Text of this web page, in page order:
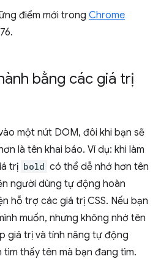
điểm mới trong Chrome
bằng các giá trị
một nút DOM, đôi khi bạn sẽ
là tên khai báo. Ví dụ: khi làm
trị bold có thể dễ nhớ hơn tên
người dùng tự động hoàn
hỗ trợ các giá trị CSS. Nếu bạn
muốn, nhưng không nhớ tên
giá trị và tính năng tự động
thấy tên mà bạn đang tìm.